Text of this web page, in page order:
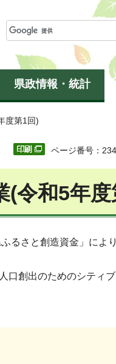
県政情報・統計
度第1回)
ページ番号：
(令和5年度
るさと創造資金」によ
創出のためのシティブ